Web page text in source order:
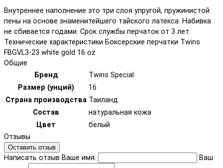
Внутреннее наполнение это три слоя упругой, пружинистой
пены на основе знаменитейшего тайского латекса. Набивка
не сбивается годами. Срок службы перчаток от 3 лет.
Технические характеристики Боксерские перчатки Twins
FBGVL3-23 white gold 16 oz
Общие
Бренд
Twins Special
Размер (унций)
16
Страна производства Таиланд
Состав
натуральная кожа
Цвет
белый
Отзывы
Оставить отзыв
Написать отзыв Ваше имя: Ваш